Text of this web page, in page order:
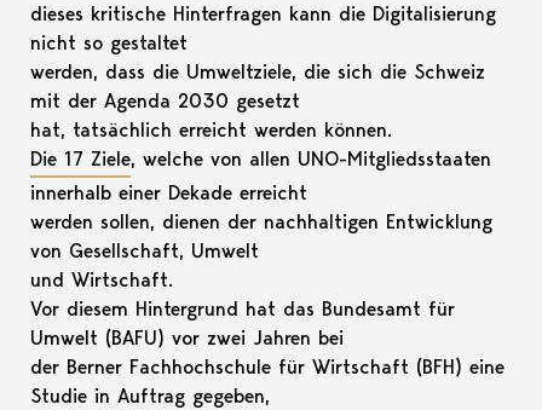
dieses kritische Hinterfragen kann die Digitalisierung
nicht so gestaltet
werden, dass die Umweltziele, die sich die Schweiz
mit der Agenda 2030 gesetzt
hat, tatsächlich erreicht werden können.
Die 17 Ziele, welche von allen UNO-Mitgliedsstaaten
innerhalb einer Dekade erreicht
werden sollen, dienen der nachhaltigen Entwicklung
von Gesellschaft, Umwelt
und Wirtschaft.
Vor diesem Hintergrund hat das Bundesamt für
Umwelt (BAFU) vor zwei Jahren bei
der Berner Fachhochschule für Wirtschaft (BFH) eine
Studie in Auftrag gegeben,